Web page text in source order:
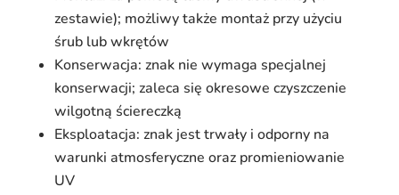
zestawie); możliwy także montaż przy użyciu
śrub lub wkrętów
Konserwacja: znak nie wymaga specjalnej
konserwacji; zaleca się okresowe czyszczenie
wilgotną ściereczką
Eksploatacja: znak jest trwały i odporny na
warunki atmosferyczne oraz promieniowanie
UV